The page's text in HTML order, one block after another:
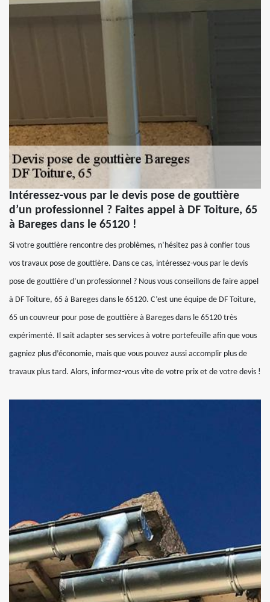
Intéressez-vous par le devis pose de gouttière
d’un professionnel ? Faites appel à DF Toiture, 65
à Bareges dans le 65120 !
Si votre gouttière rencontre des problèmes, n’hésitez pas à confier tous
vos travaux pose de gouttière. Dans ce cas, intéressez-vous par le devis
pose de gouttière d’un professionnel ? Nous vous conseillons de faire appel
à DF Toiture, 65 à Bareges dans le 65120. C’est une équipe de DF Toiture,
65 un couvreur pour pose de gouttière à Bareges dans le 65120 très
expérimenté. Il sait adapter ses services à votre portefeuille afin que vous
gagniez plus d’économie, mais que vous pouvez aussi accomplir plus de
travaux plus tard. Alors, informez-vous vite de votre prix et de votre devis !